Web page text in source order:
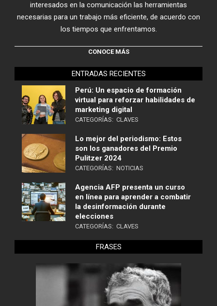
interesados en la comunicación las herramientas
necesarias para un trabajo más eficiente, de acuerdo con
los tiempos que enfrentamos.
CONOCE MÁS
ENTRADAS RECIENTES
Perú: Un espacio de formación
virtual para reforzar habilidades de
marketing digital
CATEGORÍAS: CLAVES
Lo mejor del periodismo: Estos
son los ganadores del Premio
Pulitzer 2024
CATEGORÍAS: NOTICIAS
Agencia AFP presenta un curso
en línea para aprender a combatir
la desinformación durante
elecciones
CATEGORÍAS: CLAVES
FRASES